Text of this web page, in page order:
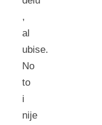
,
al
ubise.
No
to
i
nije